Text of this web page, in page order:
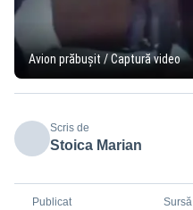
Avion prăbușit / Captură video
Scris de
Stoica Marian
Publicat Sursă